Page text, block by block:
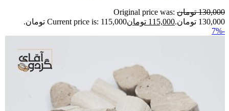
130,000 تومان Original price was:
130,000 تومان.
115,000 تومانCurrent price is: 115,000 تومان.
-7%